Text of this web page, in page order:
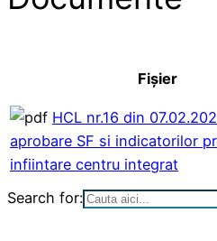
Fișier
HCL nr.16 din
aprobare SF si indicatorilor
infiintare centru integrat
Search for: